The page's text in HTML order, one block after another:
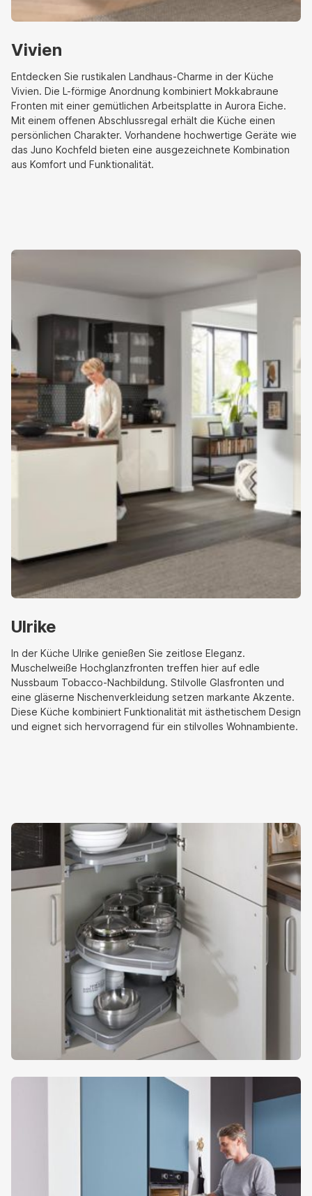
Vivien
Entdecken Sie rustikalen Landhaus-Charme in der Küche
Vivien. Die L-förmige Anordnung kombiniert Mokkabraune
Fronten mit einer gemütlichen Arbeitsplatte in Aurora Eiche.
Mit einem offenen Abschlussregal erhält die Küche einen
persönlichen Charakter. Vorhandene hochwertige Geräte wie
das Juno Kochfeld bieten eine ausgezeichnete Kombination
aus Komfort und Funktionalität.
Ulrike
In der Küche Ulrike genießen Sie zeitlose Eleganz.
Muschelweiße Hochglanzfronten treffen hier auf edle
Nussbaum Tobacco-Nachbildung. Stilvolle Glasfronten und
eine gläserne Nischenverkleidung setzen markante Akzente.
Diese Küche kombiniert Funktionalität mit ästhetischem Design
und eignet sich hervorragend für ein stilvolles Wohnambiente.